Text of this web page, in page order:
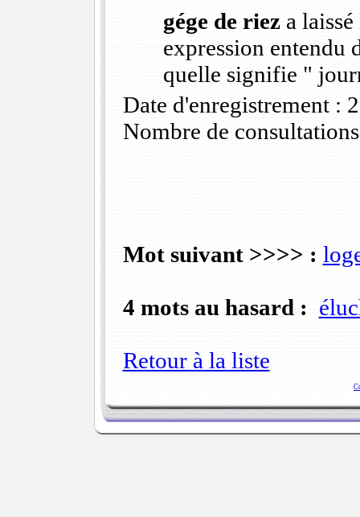
gége de rieza laissé
expression entendu
quelle signifie "
Date d'enregistrement :
Nombre de
Mot suivant >>>> :
4 mots au hasard :
Retour à la liste